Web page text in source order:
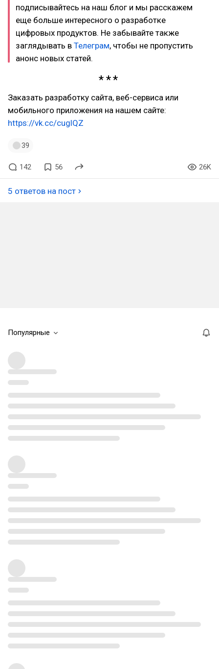
подписывайтесь на наш блог и мы расскажем
еще больше интересного о разработке
цифровых продуктов. Не забывайте также
заглядывать в Телеграм, чтобы не пропустить
анонс новых статей.
Заказать разработку сайта, веб-сервиса или
мобильного приложения на нашем сайте:
https://vk.cc/cuglQZ
39
142 56 26K
5 ответов на пост
Популярные